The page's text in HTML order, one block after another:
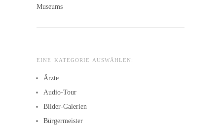
Museums
EINE KATEGORIE AUSWÄHLEN:
Ärzte
Audio-Tour
Bilder-Galerien
Bürgermeister